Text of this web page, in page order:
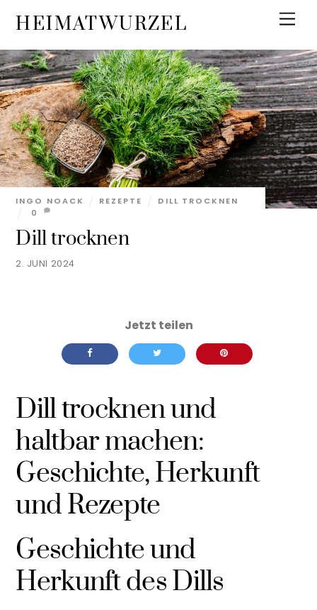
content
HEIMATWURZEL
2. JUNI 2024
Dill trocknen
INGO NOACK REZEPTE
DILL TROCKNEN
0
Dill trocknen und
haltbar machen:
Geschichte, Herkunft
und Rezepte
Geschichte und
Herkunft des Dills